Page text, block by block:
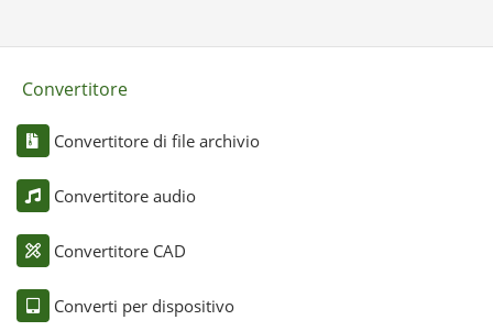
Convertitore
Convertitore di file archivio
Convertitore audio
Convertitore CAD
Converti per dispositivo